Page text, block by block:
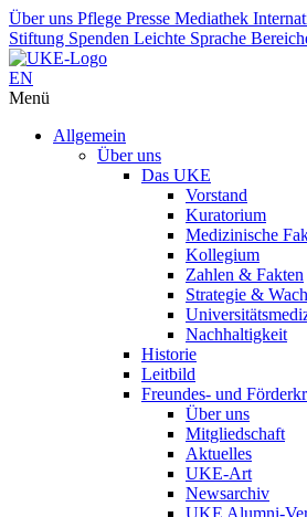
Über uns Pflege Presse Mediathek
Stiftung Spenden Leichte Sprache
EN
Menü
Allgemein
Über uns
Das UKE
Vorstand
Kuratorium
Medizinische
Kollegium
Zahlen & Fakten
Strategie &
Nachhaltigkeit
Historie
Leitbild
Freundes- und
Über uns
Mitgliedschaft
Aktuelles
UKE-Art
Newsarchiv
UKE Alumni-